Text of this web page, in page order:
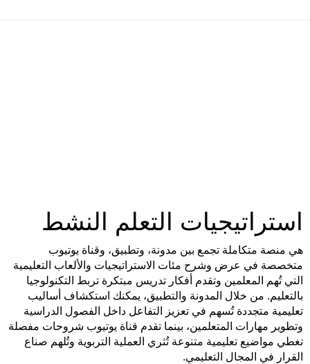
استراتيجيات التعلم النشط
هي منصة متكاملة تجمع بين مدونة، وتطبيق، وقناة يوتيوب
متخصصة في عرض وشرح مئات الاستراتيجيات والألعاب التعليمية
التي تُهم المعلمين وتقدم أفكار تدريس مبتكرة تربط التكنولوجيا
بالتعليم. من خلال المدونة والتطبيق، يمكنك استكشاف أساليب
تعليمية متجددة تُسهم في تعزيز التفاعل داخل الفصول الدراسية
وتطوير مهارات المتعلمين، بينما تقدم قناة يوتيوب شروحات مفصلة
تغطي مواضيع تعليمية متنوعة تُثري العملية التربوية وتُلهم صناع
القرار في المجال التعليمي.